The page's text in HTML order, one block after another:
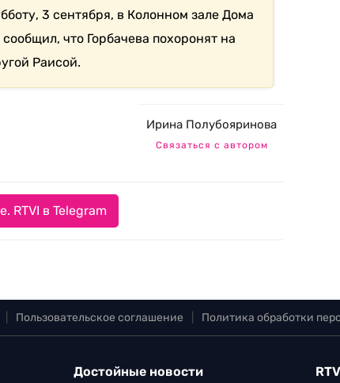
3 сентября, в Колонном зале Дома
что Горбачева похоронят на
Раисой.
Ирина Полубояринова
Связаться с автором
RTVI в Telegram
Пользовательское соглашение Политика обработки
Достойные новости